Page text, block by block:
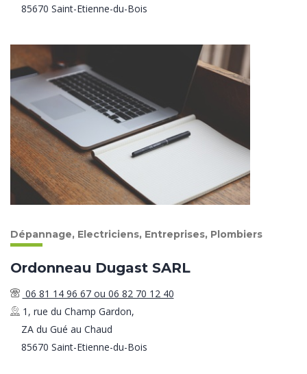
85670 Saint-Etienne-du-Bois
Dépannage, Electriciens, Entreprises, Plombiers
Ordonneau Dugast SARL
06 81 14 96 67 ou 06 82 70 12 40
1, rue du Champ Gardon,
ZA du Gué au Chaud
85670 Saint-Etienne-du-Bois